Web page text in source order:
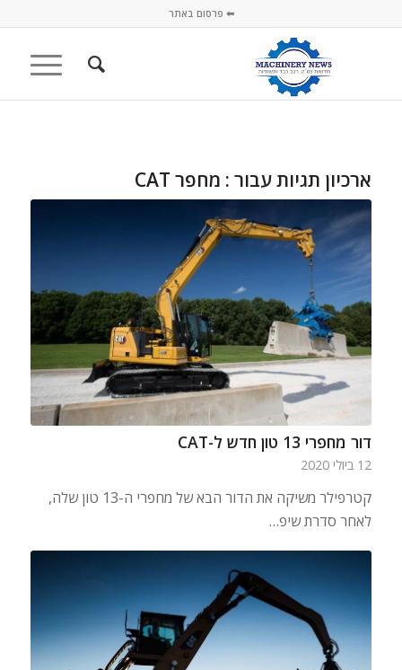
⬅ פרסום באתר
ארכיון תגיות עבור : מחפר CAT
דור מחפרי 13 טון חדש ל-CAT
12 ביולי 2020
קטרפילר משיקה את הדור הבא של מחפרי ה-13 טון שלה,
לאחר סדרת שיפ…